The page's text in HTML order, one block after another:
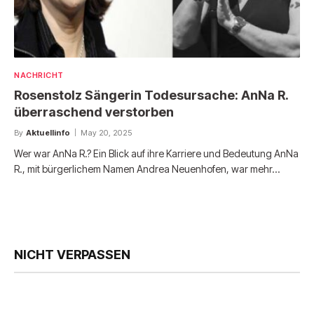
NACHRICHT
Rosenstolz Sängerin Todesursache: AnNa R.
überraschend verstorben
By Aktuellinfo May 20, 2025
Wer war AnNa R.? Ein Blick auf ihre Karriere und Bedeutung AnNa
R., mit bürgerlichem Namen Andrea Neuenhofen, war mehr…
NICHT VERPASSEN